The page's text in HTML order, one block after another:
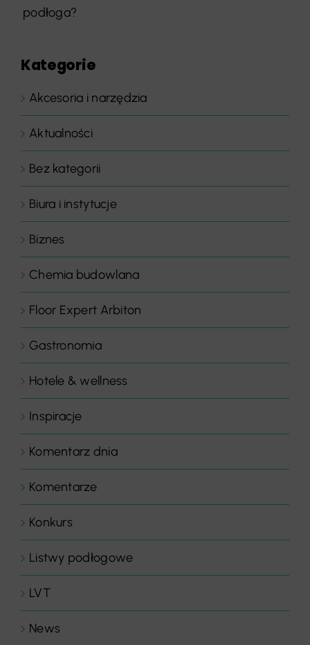
podłoga?
Kategorie
Akcesoria i narzędzia
Aktualności
Bez kategorii
Biura i instytucje
Biznes
Chemia budowlana
Floor Expert Arbiton
Gastronomia
Hotele & wellness
Inspiracje
Komentarz dnia
Komentarze
Konkurs
Listwy podłogowe
LVT
News